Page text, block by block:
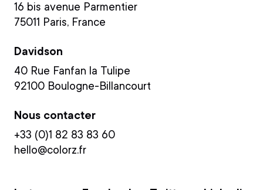
16 bis avenue Parmentier
75011 Paris, France
Davidson
40 Rue Fanfan la Tulipe
92100 Boulogne-Billancourt
Nous contacter
+33 (0)1 82 83 83 60
hello@colorz.fr
Salut c'est nous...
les Cookies !